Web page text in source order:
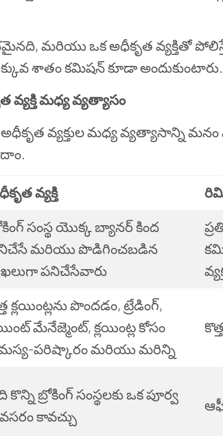
మరియు ఒక అధీకృత వ్యక్తితో
శాతం కమిషన్ కూడా అందుకుంటారు.
మధ్య వ్యత్యాసం
వ్యక్తుల మధ్య వ్యత్యాసాన్ని మనం
వ్యక్తి
సంస్థ యొక్క బ్యానర్ కింద
మరియు పొడిగించబడిన
పనిచేసేవారు
క్లయింట్లను పొందడం, ట్రేడింగ్,
మేనేజ్మెంట్, క్లయింట్ల కోసం
పరిష్కారం మరియు మరిన్ని
కొన్ని బ్రోకింగ్ సంస్థలకు ఒక పూర్వ
కావచ్చు